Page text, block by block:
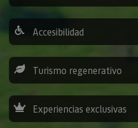
Accesibilidad
Turismo regenerativo
Experiencias exclusivas